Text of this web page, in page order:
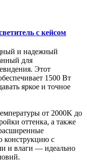
с кейсом
и надежный
для
Этот
1500 Вт
яркое и точное
от 2000K до
оттенка, а также
конструкцию с
и влаги — идеально